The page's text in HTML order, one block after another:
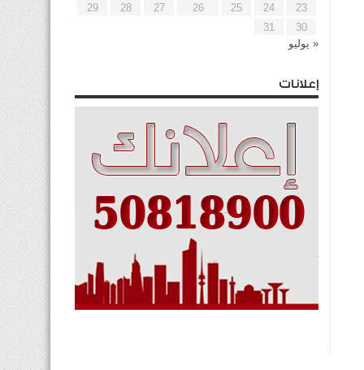
23
24
25
26
27
28
29
30
31
« يوليو
إعلانات